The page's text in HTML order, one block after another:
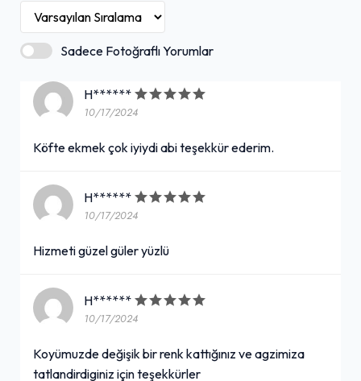
Sadece Fotoğraflı Yorumlar
H******
10/17/2024
Köfte ekmek çok iyiydi abi teşekkür ederim.
H******
10/17/2024
Hizmeti güzel güler yüzlü
H******
10/17/2024
Koyümuzde değişik bir renk kattığınız ve agzimiza
tatlandirdiginiz için teşekkürler